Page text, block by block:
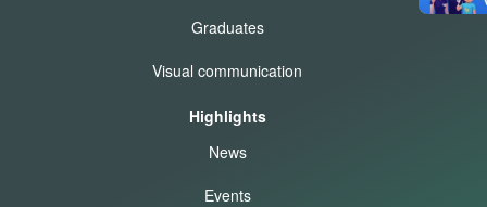
Graduates
Visual communication
Highlights
News
Events